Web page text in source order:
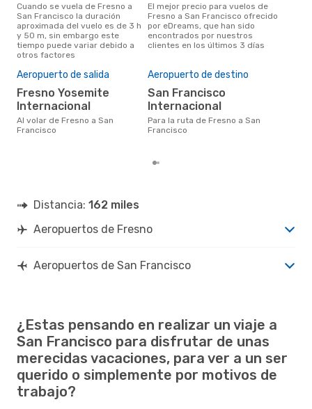
Cuando se vuela de Fresno a
San Francisco la duración
aproximada del vuelo es de 3 h
y 50 m, sin embargo este
tiempo puede variar debido a
otros factores
El mejor precio para vuelos de
Fresno a San Francisco ofrecido
por eDreams, que han sido
encontrados por nuestros
clientes en los últimos 3 días
Aeropuerto de salida
Fresno Yosemite
Internacional
Al volar de Fresno a San
Francisco
Aeropuerto de destino
San Francisco
Internacional
Para la ruta de Fresno a San
Francisco
Distancia: 162 miles
Aeropuertos de Fresno
Aeropuertos de San Francisco
¿Estas pensando en realizar un viaje a
San Francisco para disfrutar de unas
merecidas vacaciones, para ver a un ser
querido o simplemente por motivos de
trabajo?